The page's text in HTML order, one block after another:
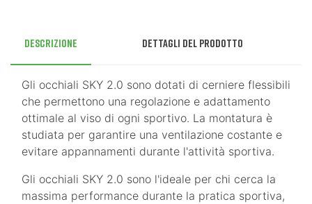
Descrizione Dettagli del prodotto
Gli occhiali SKY 2.0 sono dotati di cerniere flessibili
che permettono una regolazione e adattamento
ottimale al viso di ogni sportivo. La montatura è
studiata per garantire una ventilazione costante e
evitare appannamenti durante l'attività sportiva.
Gli occhiali SKY 2.0 sono l'ideale per chi cerca la
massima performance durante la pratica sportiva,